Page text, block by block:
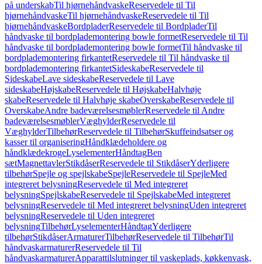
på underskabTil hjørnehåndvaskeReservedele til Til
hjørnehåndvaskeTil hjørnehåndvaskeReservedele til Til
hjørnehåndvaskeBordpladerReservedele til BordpladerTil
håndvaske til bordplademontering bowle formetReservedele til Til
håndvaske til bordplademontering bowle formetTil håndvaske til
bordplademontering firkantetReservedele til Til håndvaske til
bordplademontering firkantetSideskabeReservedele til
SideskabeLave sideskabeReservedele til Lave
sideskabeHøjskabeReservedele til HøjskabeHalvhøje
skabeReservedele til Halvhøje skabeOverskabeReservedele til
OverskabeAndre badeværelsesmøblerReservedele til Andre
badeværelsesmøblerVæghylderReservedele til
VæghylderTilbehørReservedele til TilbehørSkuffeindsatser og
kasser til organiseringHåndklædeholdere og
håndklædekrogeLyselementerHåndtagBen
sætMagnettavlerStikdåserReservedele til StikdåserYderligere
tilbehørSpejle og spejlskabeSpejleReservedele til SpejleMed
integreret belysningReservedele til Med integreret
belysningSpejlskabeReservedele til SpejlskabeMed integreret
belysningReservedele til Med integreret belysningUden integreret
belysningReservedele til Uden integreret
belysningTilbehørLyselementerHåndtagYderligere
tilbehørStikdåserArmaturerTilbehørReservedele til TilbehørTil
håndvaskarmaturerReservedele til Til
håndvaskarmaturerApparattilslutninger til vaskeplads, køkkenvask,